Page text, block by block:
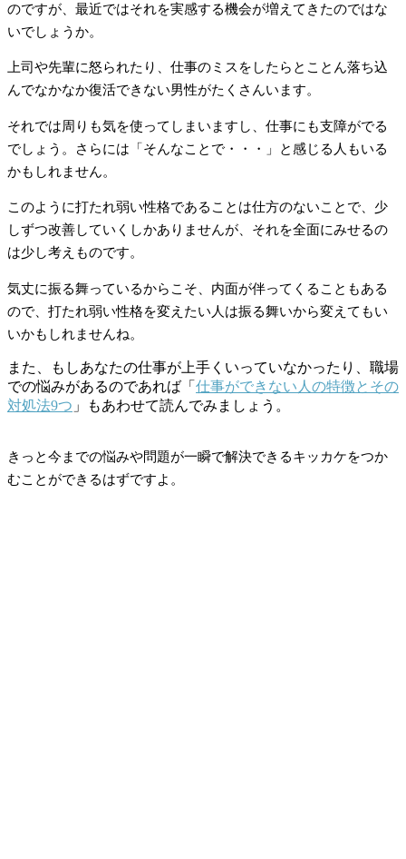
のですが、最近ではそれを実感する機会が増えてきたのではな
いでしょうか。
上司や先輩に怒られたり、仕事のミスをしたらとことん落ち込
んでなかなか復活できない男性がたくさんいます。
それでは周りも気を使ってしまいますし、仕事にも支障がでる
でしょう。さらには「そんなことで・・・」と感じる人もいる
かもしれません。
このように打たれ弱い性格であることは仕方のないことで、少
しずつ改善していくしかありませんが、それを全面にみせるの
は少し考えものです。
気丈に振る舞っているからこそ、内面が伴ってくることもある
ので、打たれ弱い性格を変えたい人は振る舞いから変えてもい
いかもしれませんね。
また、もしあなたの仕事が上手くいっていなかったり、職場
での悩みがあるのであれば「 仕事ができない人の特徴とその
対処法9つ 」もあわせて読んでみましょう。
きっと今までの悩みや問題が一瞬で解決できるキッカケをつか
むことができるはずですよ。